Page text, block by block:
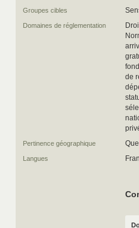
Groupes cibles
Domaines de réglementation
de
Pertinence géographique
Langues